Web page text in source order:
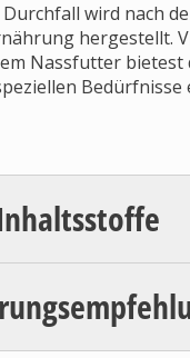
wird nach
hergestellt.
Nassfutter